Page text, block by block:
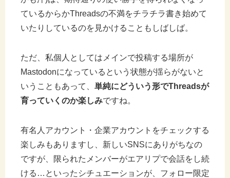
ているからかThreadsの不満をチラチラ書き始めて
いたりしているのを見かけることもしばしば。
ただ、私個人としてはメインで投稿する場所が
Mastodonになっているという状態が揺らがないと
いうこともあって、 単純にどういう形でThreadsが
育っていくのか楽しみですね。
有名人アカウント・企業アカウントをチェックする
楽しみもありますし、新しいSNSにありがちなの
ですが、限られたメンバーがエアリプで会話をし続
ける…といったシチュエーションが、フォロー限定